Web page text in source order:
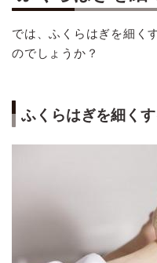
では、ふくらはぎを細く
のでしょうか？
ふくらはぎを細く